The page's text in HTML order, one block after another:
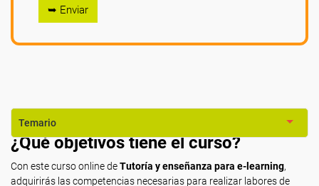
➥ Enviar
Temario
¿Qué objetivos tiene el curso?
Con este curso online deTutoría y enseñanza para e-learning,
adquirirás las competencias necesarias para realizar labores de